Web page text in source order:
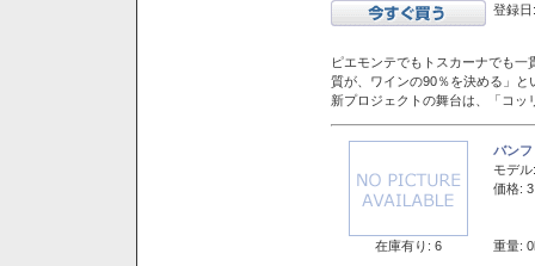
登録
ピエモンテでもトスカーナでも
質が、ワインの90％を決める」
新プロジェクトの舞台は、「コ
在庫有り: 6
バン
モデル:
価格:
重量: